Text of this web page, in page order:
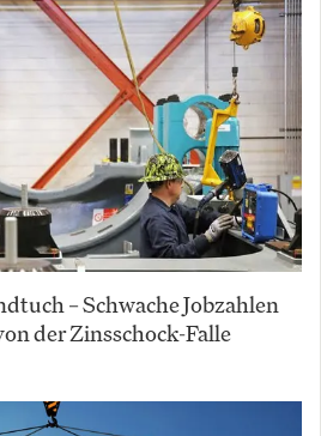
– Schwache Jobzahlen
der Zinsschock-Falle